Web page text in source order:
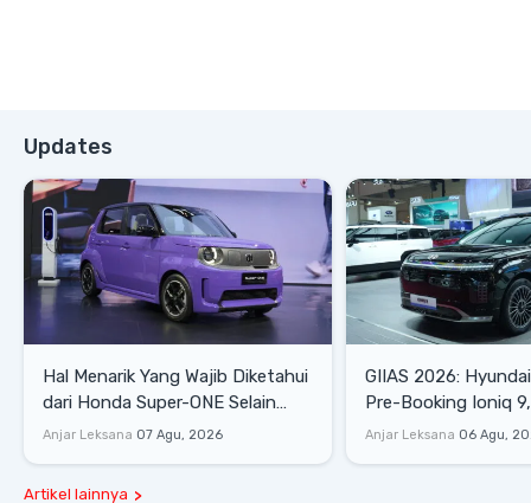
Updates
Hal Menarik Yang Wajib Diketahui
dari Honda Super-ONE Selain
Harga
Anjar Leksana 07 Agu, 2026
GIIAS 2026:
Pre-Booking Ioniq
Rp1,49 Miliar
Anjar Leksana 06 Agu,
Artikel lainnya